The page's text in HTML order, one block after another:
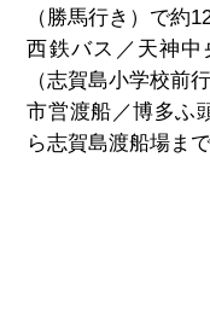
（勝馬行き）で約
西鉄バス／天神
（志賀島小学校前
市営渡船／博多ふ
ら志賀島渡船場ま